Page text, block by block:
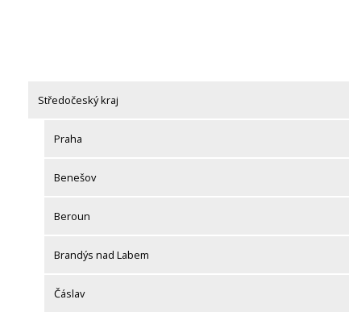
Středočeský kraj
Praha
Benešov
Beroun
Brandýs nad Labem
Čáslav